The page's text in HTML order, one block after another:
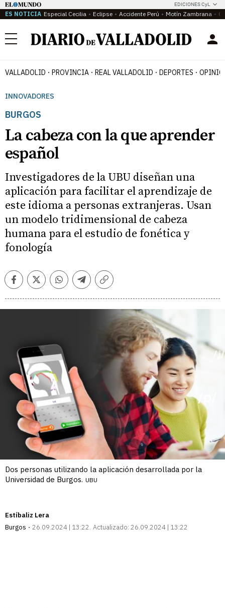
EDICIONES CyL
ES NOTICIA Especial Cecilia Eclipse Accidente Perú Motín Zambrana
Menú
VALLADOLID PROVINCIA REAL VALLADOLID DEPORTES
INNOVADORES
BURGOS
La cabeza con la que aprender
español
Investigadores de la UBU diseñan una
aplicación para facilitar el aprendizaje de
este idioma a personas extranjeras. Usan
un modelo tridimensional de cabeza
humana para el estudio de fonética y
fonología
FacebookTwitterWhatsappTelegramCopiar
Dos personas utilizando la aplicación desarrollada por la
Universidad de Burgos. UBU
Estíbaliz Lera
Burgos
26.09.2024 | 13:22 Actualizado: 26.09.2024 | 13:22